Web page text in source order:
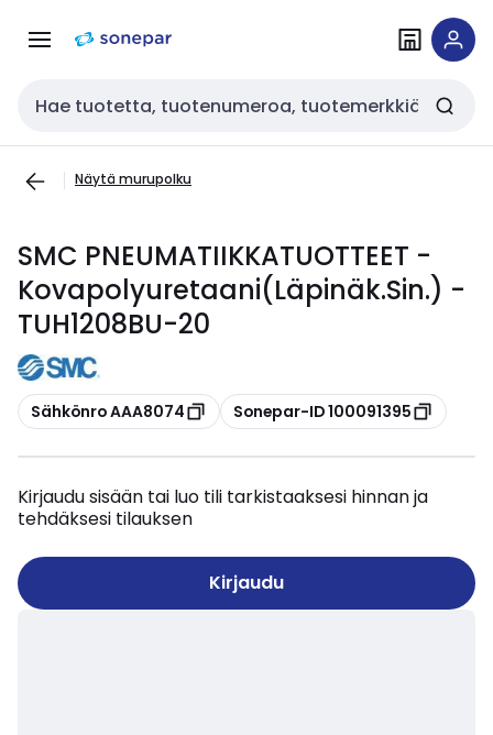
navigointiinsisältöön
Haku
Näytä murupolku
SMC PNEUMATIIKKATUOTTEET -
Kovapolyuretaani(Läpinäk.Sin.) -
TUH1208BU-20
Kopioi
Sähkönro AAA8074 Kopioi
Sonepar-ID 100091395
Kirjaudu sisään tai luo tili tarkistaaksesi hinnan ja
tehdäksesi tilauksen
Kirjaudu